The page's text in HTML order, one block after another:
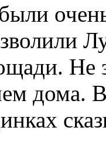
Не
дома.